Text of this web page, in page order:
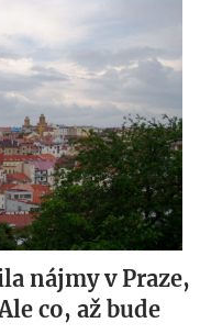
nájmy v Praze,
co, až bude